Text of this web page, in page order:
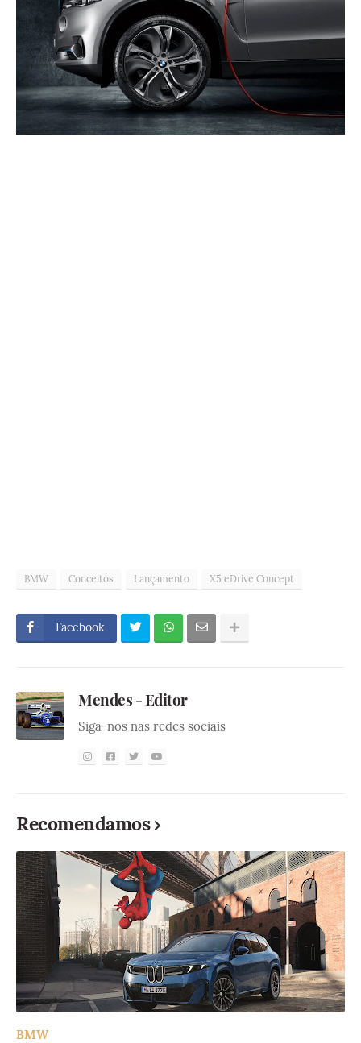
BMW Conceitos Lançamento X5 eDrive Concept
Facebook
Mendes - Editor
Siga-nos nas redes sociais
Recomendamos
BMW